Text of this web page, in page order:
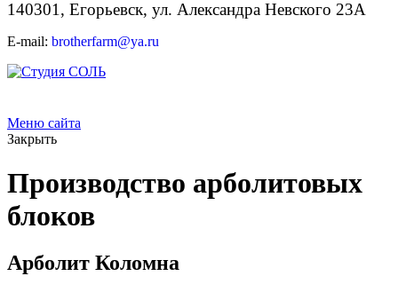
140301, Егорьевск, ул. Александра Невского 23А
E-mail: brotherfarm@ya.ru
Меню сайта
Закрыть
Производство арболитовых
блоков
Арболит Коломна